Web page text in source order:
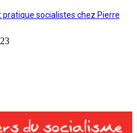
pratique socialistes chez Pierre